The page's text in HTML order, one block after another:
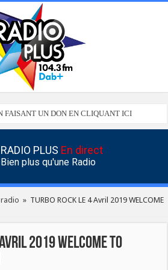
FAISANT UN DON EN CLIQUANT ICI
RADIO PLUS En direct
Bien plus qu'une Radio
» TURBO ROCK LE 4 Avril 2019 WELCOME
Avril 2019 WELCOME TO